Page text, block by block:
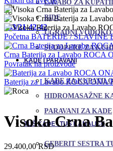
063/21-42-42
LAVABO ZA
BIDE
UGRADNI
SUDOPERE ZA
KADE I PARAVANI
KADE ZA KUPATILO
HIDROMASAŽNE
PARAVANI ZA KADE
TUŠ KADE I TUŠ KANALICE
GEBERIT SESTRA
Početna BATERIJE / SLAVINE
Crna Baterija za Lavabo ROCA
Povratak na proizvode
Baterija za Lavabo ROCA ONA
Visoka Crna
29.400,00RSD